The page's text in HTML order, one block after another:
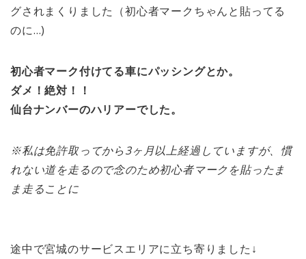
グされまくりました（初心者マークちゃんと貼ってる
のに…)
初心者マーク付けてる車にパッシングとか。
ダメ！絶対！！
仙台ナンバーのハリアーでした。
※私は免許取ってから3ヶ月以上経過していますが、慣
れない道を走るので念のため初心者マークを貼ったま
ま走ることに
途中で宮城のサービスエリアに立ち寄りました↓